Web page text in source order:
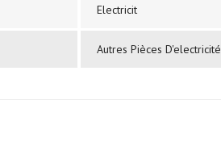
Electricit
Autres Pièces D'electricité